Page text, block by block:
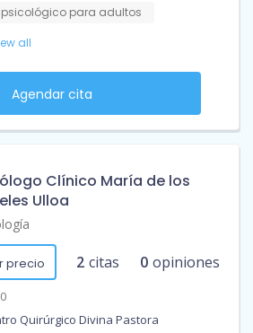
para adultos
all
Agendar cita
Clínico María de los
Ulloa
precio 2 citas 0 opiniones
Quirúrgico Divina Pastora